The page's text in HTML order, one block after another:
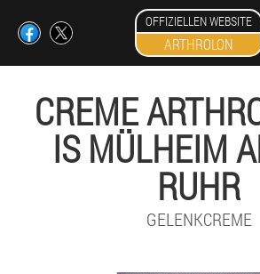
OFFIZIELLEN WEBSITE
ARTHROLON
CREME
IS MÜLHEIM
RUHR
GELENKCREME